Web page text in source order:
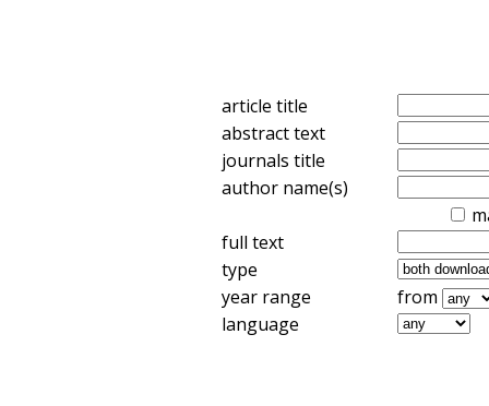
article title
abstract text
journals title
author name(s)
full text
type
year range
from
language